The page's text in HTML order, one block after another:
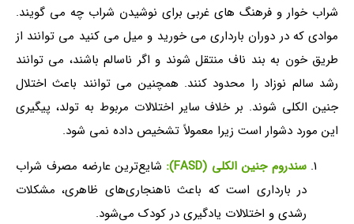
شراب خوار و فرهنگ های غربی برای نوشیدن شراب چه می گویند.
موادی که در دوران بارداری می خورید و میل می کنید می توانند از
طریق خون به بند ناف منتقل شوند و اگر ناسالم باشند، می توانند
رشد سالم نوزاد را محدود کنند. همچنین می توانند باعث اختلال
جنین الکلی شوند. بر خلاف سایر اختلالات مربوط به تولد، پیگیری
این مورد دشوار است زیرا معمولاً تشخیص داده نمی شود.
سندروم جنین الکلی (FASD):
شایع‌ترین عارضه مصرف شراب
در بارداری است که باعث ناهنجاری‌های ظاهری، مشکلات
رشدی و اختلالات یادگیری در کودک می‌شود.